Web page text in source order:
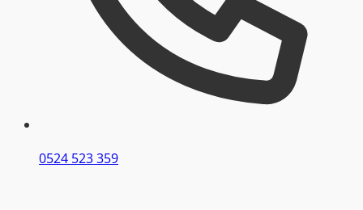
0524 523 359